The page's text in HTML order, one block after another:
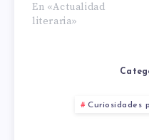
En «Actualidad
literaria»
Curiosidades